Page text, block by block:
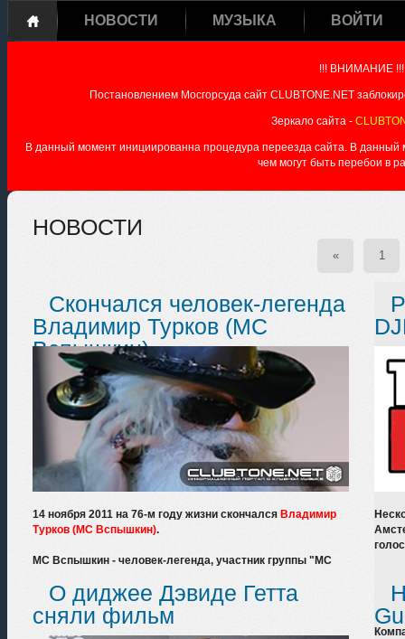
НОВОСТИ МУЗЫКА ВОЙТИ
!!! ВНИМАНИЕ !!!
Постановлением Мосгорсуда сайт CLUBTONE.NET
Зеркало сайта -
В данный момент инициированна процедура переезда сайта. В данный
чем могут быть перебои в
НОВОСТИ
« 1
Скончался человек-легенда
Владимир Турков (МС
Вспышкин)
14 ноября 2011 на 76-м году жизни скончался Владимир
Турков (МС Вспышкин).
МС Вспышкин - человек-легенда, участник группы "MC
прет", "Дискотэка", "Зенит, вперед!" знала и любила вся
О диджее Дэвиде Гетта
сняли фильм